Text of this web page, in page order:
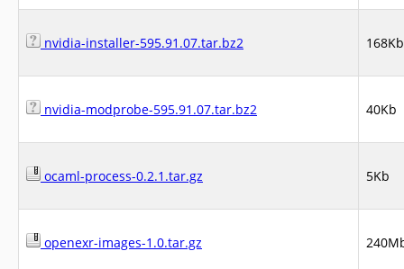
nvidia-installer-595.91.07.tar.bz2 168Kb
nvidia-modprobe-595.91.07.tar.bz2 40Kb
ocaml-process-0.2.1.tar.gz 5Kb
openexr-images-1.0.tar.gz